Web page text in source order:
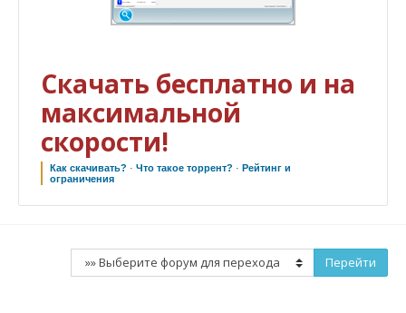
Скачать бесплатно и на
максимальной
скорости!
Как скачивать? ·Что такое торрент? · Рейтинг и
ограничения